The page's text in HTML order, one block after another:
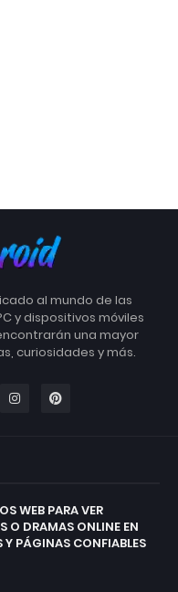
al mundo de las
y dispositivos móviles
una mayor
curiosidades y más.
WEB PARA VER
O DRAMAS ONLINE EN
PÁGINAS CONFIABLES